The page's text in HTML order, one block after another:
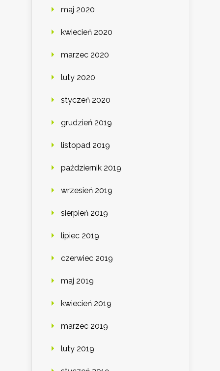
maj 2020
kwiecień 2020
marzec 2020
luty 2020
styczeń 2020
grudzień 2019
listopad 2019
październik 2019
wrzesień 2019
sierpień 2019
lipiec 2019
czerwiec 2019
maj 2019
kwiecień 2019
marzec 2019
luty 2019